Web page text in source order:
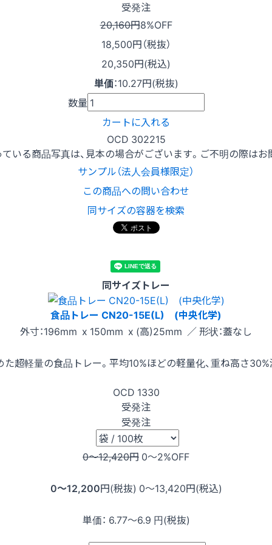
受発注
20,160円8%OFF
18,500円（税抜）
20,350円(税込)
単価：10.27円(税抜)
数量
カートに入れる
OCD 302215
いる商品写真は、見本の場合がございます。ご不明の際はお
サンプル（法人会員様限定）
この商品への問い合わせ
同サイズの容器を検索
同サイズトレー
食品トレー CN20-15E(L) (中央化学)
外寸：196mm x 150mm x (高)25mm ／ 形状：蓋なし
超軽量の食品トレー。平均10%ほどの軽量化、重ね高さ30%
OCD 1330
受発注
受発注
0〜12,420円 0〜2%OFF
0〜12,200円(税抜) 0〜13,420円(税込)
単価： 6.77〜6.9 円(税抜)